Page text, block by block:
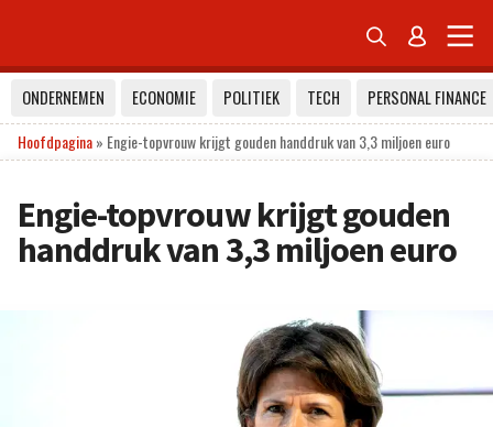
 
ONDERNEMEN ECONOMIE POLITIEK TECH
PERSONAL FINANCE
Hoofdpagina» Engie-topvrouw krijgt gouden handdruk van 3,3 miljoen euro
Engie-topvrouw krijgt gouden
handdruk van 3,3 miljoen euro